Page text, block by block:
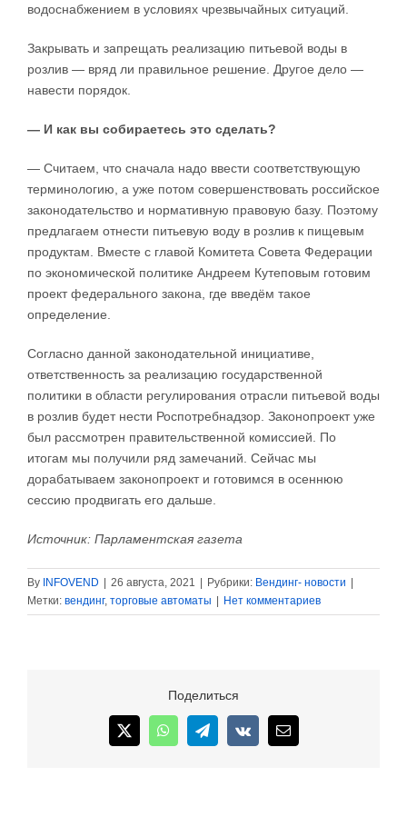
водоснабжением в условиях чрезвычайных ситуаций.
Закрывать и запрещать реализацию питьевой воды в
розлив — вряд ли правильное решение. Другое дело —
навести порядок.
— И как вы собираетесь это сделать?
— Считаем, что сначала надо ввести соответствующую
терминологию, а уже потом совершенствовать российское
законодательство и нормативную правовую базу. Поэтому
предлагаем отнести питьевую воду в розлив к пищевым
продуктам. Вместе с главой Комитета Совета Федерации
по экономической политике Андреем Кутеповым готовим
проект федерального закона, где введём такое
определение.
Согласно данной законодательной инициативе,
ответственность за реализацию государственной
политики в области регулирования отрасли питьевой воды
в розлив будет нести Роспотребнадзор. Законопроект уже
был рассмотрен правительственной комиссией. По
итогам мы получили ряд замечаний. Сейчас мы
дорабатываем законопроект и готовимся в осеннюю
сессию продвигать его дальше.
Источник: Парламентская газета
By INFOVEND | 26 августа, 2021 | Рубрики: Вендинг- новости |
Метки: вендинг, торговые автоматы | Нет комментариев
Поделиться
X WhatsAppTelegram
Vk Email